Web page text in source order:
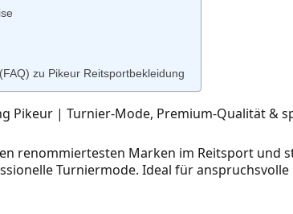
zu Pikeur Reitsportbekleidung
Pikeur | Turnier‑Mode, Premium‑Qualität &
renommiertesten Marken im Reitsport und
Turniermode. Ideal für anspruchsvolle